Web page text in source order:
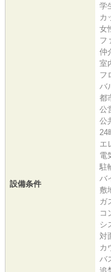
設備条件
学
カ
女
フ
仲
室
フ
バ
都
公
公
24
エ
電
駐
バ
敷
ガ
コ
シ
対
カ
バ